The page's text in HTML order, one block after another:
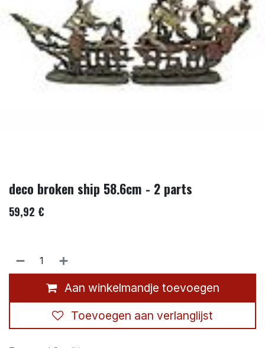
deco broken ship 58.6cm - 2 parts
59,92 €
Aan winkelmandje toevoegen
Toevoegen aan verlanglijst